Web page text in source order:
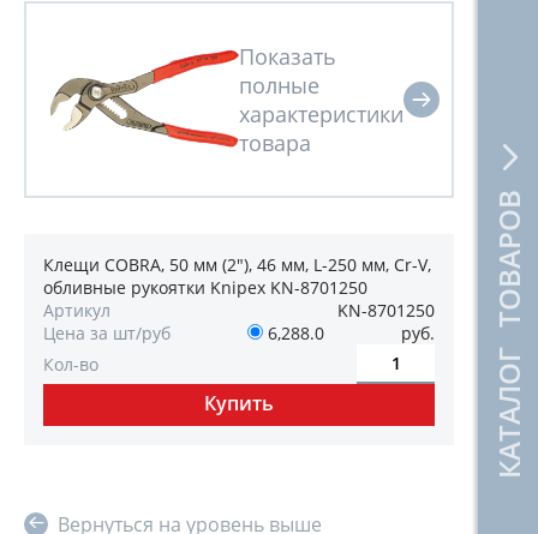
КАТАЛОГ ТОВАРОВ
Клещи COBRA, 50 мм (2"), 46 мм, L-250 мм, Cr-V,
обливные рукоятки Knipex KN-8701250
Артикул
KN-8701250
Цена за шт/руб
6,288.0
руб.
Кол-во
Вернуться на уровень выше